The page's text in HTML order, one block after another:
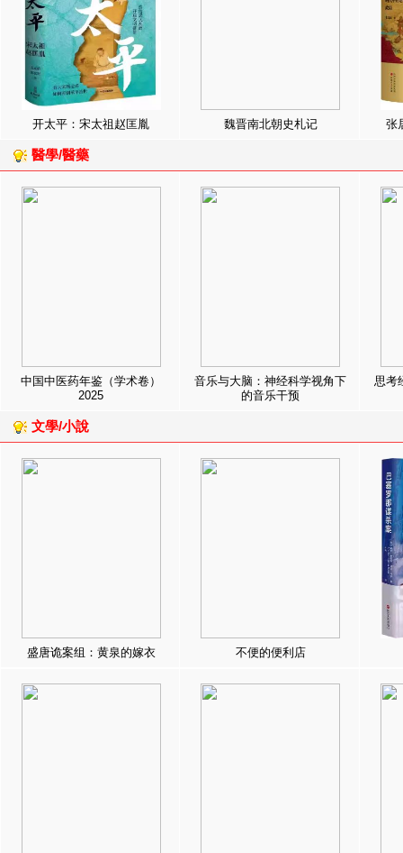
开太平：宋太祖赵匡胤 魏晋南北朝史札记 张
醫學/醫藥
中国中医药年鉴（学术卷）
2025
音乐与大脑：神经科学视角下
的音乐干预
思考
文學/小說
盛唐诡案组：黄泉的嫁衣 不便的便利店